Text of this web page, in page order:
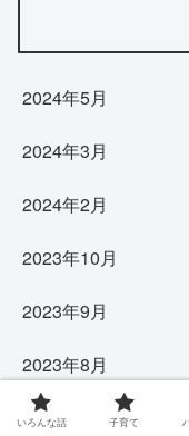
2024年5月
2024年3月
2024年2月
2023年10月
2023年9月
2023年8月
2023年7月
いろんな話 子育て